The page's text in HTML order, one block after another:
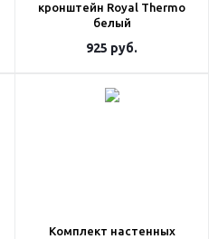
кронштейн Royal Thermo
белый
925 руб.
Комплект настенных